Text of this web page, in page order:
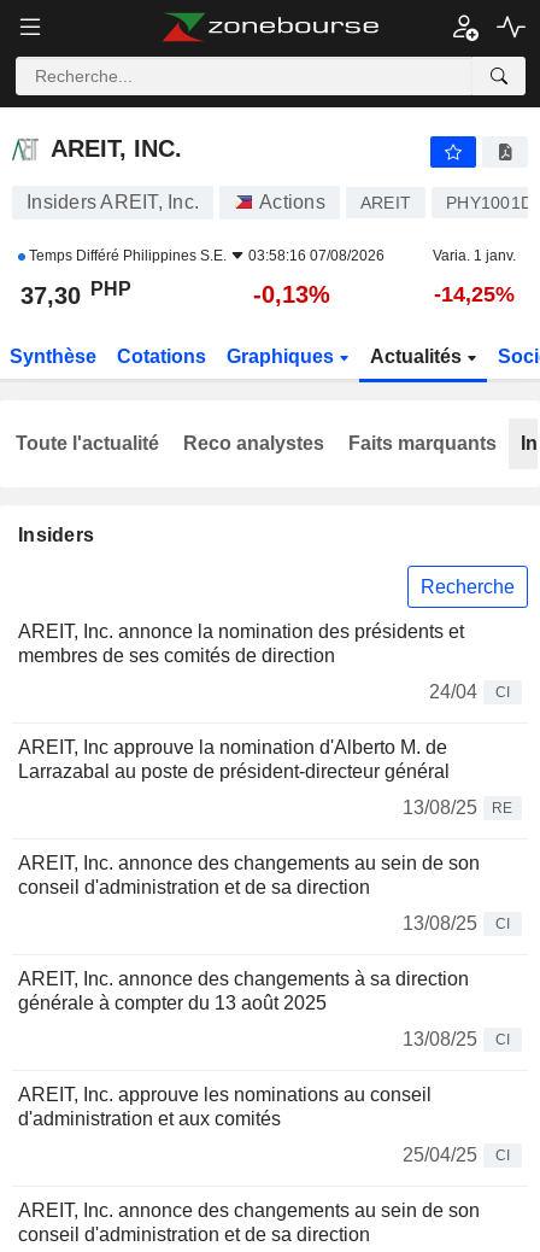
AREIT, INC.
AREIT, INC.
Insiders AREIT, Inc. Actions AREIT
Temps Différé Philippines S.E. 03:58:16 07/08/2026 Varia. 1 janv.
37,30 PHP -0,13% -14,25%
Synthèse Cotations Graphiques Actualités
Insiders
Recherche
AREIT, Inc. annonce la nomination des présidents et
membres de ses comités de direction
24/04
CI
AREIT, Inc approuve la nomination d'Alberto M. de
Larrazabal au poste de président-directeur général
13/08/25
RE
AREIT, Inc. annonce des changements au sein de son
conseil d'administration et de sa direction
13/08/25
CI
AREIT, Inc. annonce des changements à sa direction
générale à compter du 13 août 2025
13/08/25
CI
AREIT, Inc. approuve les nominations au conseil
d'administration et aux comités
25/04/25
CI
AREIT, Inc. annonce des changements au sein de son
conseil d'administration et de sa direction
Toute l'actualité Reco analystes Faits marquants